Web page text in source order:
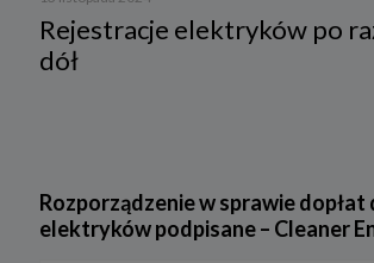
Rejestracje elektryków po
dół
Rozporządzenie w sprawie dopłat
elektryków podpisane – Cleaner